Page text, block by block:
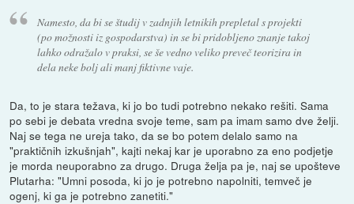
Namesto, da bi se študij v zadnjih letnikih prepletal s projekti
(po možnosti iz gospodarstva) in se bi pridobljeno znanje takoj
lahko odražalo v praksi, se še vedno veliko preveč teorizira in
dela neke bolj ali manj fiktivne vaje.
Da, to je stara težava, ki jo bo tudi potrebno nekako rešiti. Sama
po sebi je debata vredna svoje teme, sam pa imam samo dve želji.
Naj se tega ne ureja tako, da se bo potem delalo samo na
"praktičnih izkušnjah", kajti nekaj kar je uporabno za eno podjetje
je morda neuporabno za drugo. Druga želja pa je, naj se upošteve
Plutarha: "Umni posoda, ki jo je potrebno napolniti, temveč je
ogenj, ki ga je potrebno zanetiti."